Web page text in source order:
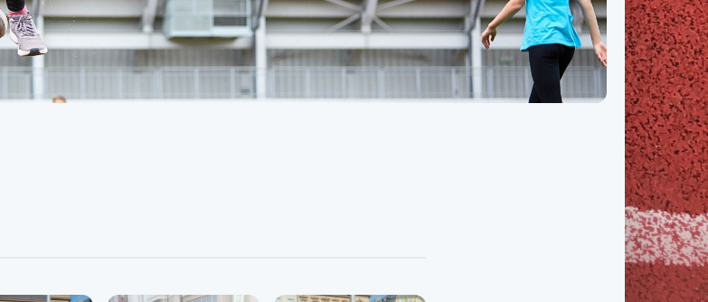
psycholožka
rada
Spolek rodičů a
Tělesná výchova a sport Třída VI. A Třída VI. B Třída VI. C
Třída VII. A Třída VII. B Třída VII. C
Třída VIII. A Třída VIII. C